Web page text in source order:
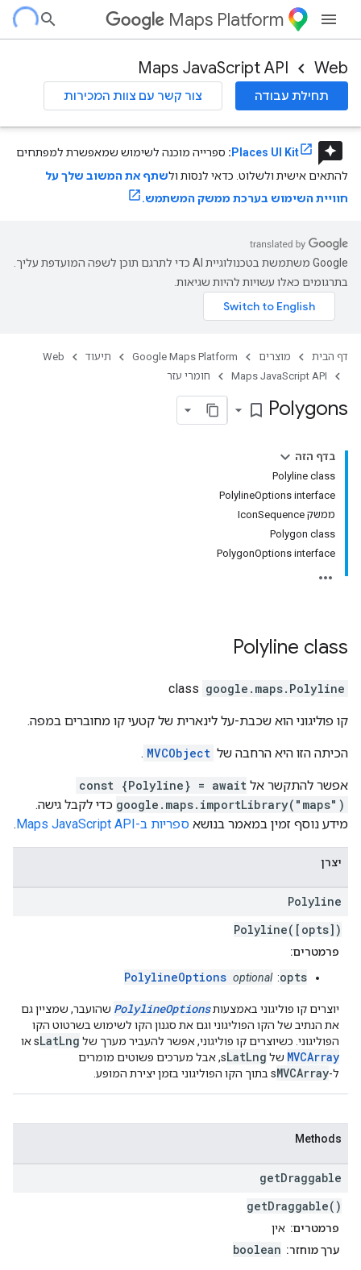
Maps Platform
Web
Maps JavaScript API
תחילת עבודה צור קשר עם צוות המכירות
reviews
Places UI Kit
: ספרייה מוכנה לשימוש שמאפשרת למפתחים
להתאים אישית ולשלוט. כדאי לנסות ולשתף את המשוב שלך על
חוויית השימוש בערכת ממשק המשתמש.
‫Google משתמשת בטכנולוגיית AI כדי לתרגם תוכן לשפה המועדפת עליך.
בתרגומים כאלו עשויות להיות שגיאות.
דף הבית מוצרים Google Maps Platform תיעוד
Web
Maps JavaScript API
חומרי עזר
Polygons
bookmark_border
בדף הזה
‫Polyline class
‫PolylineOptions interface
ממשק IconSequence
‫Polygon class
‫PolygonOptions interface
Polyline class
google.maps. Polyline
קו פוליגוני הוא שכבת-על לינארית של קטעי קו מחוברים במפה.
הכיתה הזו היא הרחבה של MVCObject
.
אפשר להתקשר אל const {Polyline} = await
google.maps.importLibrary("maps") כדי לקבל גישה.
מידע נוסף זמין במאמר בנושא ספריות ב-Maps JavaScript API .
יצרן
Polyline
Polyline([opts])
פרמטרים:
opts
:
PolylineOptions optional
יוצרים קו פוליגוני באמצעותPolylineOptions שהועבר, שמציין גם
את הנתיב של הקו הפוליגוני וגם את סגנון הקו לשימוש בשרטוט הקו
הפוליגוני. כשיוצרים קו פוליגוני, אפשר להעביר מערך של LatLngs או
MVCArray של LatLng s, אבל מערכים פשוטים מומרים
ל-MVCArrays בתוך הקו הפוליגוני בזמן יצירת המופע.
Methods
getDraggable
getDraggable()
פרמטרים: אין
ערך מוחזר: boolean